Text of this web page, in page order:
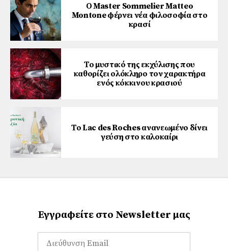
Ο Master Sommelier Matteo
Montone φέρνει νέα φιλοσοφία στο
κρασί
Το μυστικό της εκχύλισης που
καθορίζει ολόκληρο τον χαρακτήρα
ενός κόκκινου κρασιού
Το Lac des Roches ανανεωμένο δίνει
γεύση στο καλοκαίρι
Εγγραφείτε στο Newsletter μας